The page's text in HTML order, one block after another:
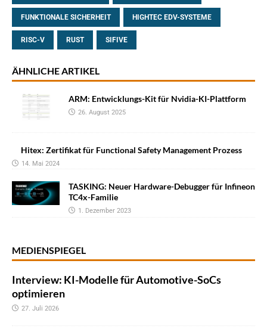
FUNKTIONALE SICHERHEIT HIGHTEC EDV-SYSTEME
RISC-V RUST SIFIVE
ÄHNLICHE ARTIKEL
ARM: Entwicklungs-Kit für Nvidia-KI-Plattform
26. August 2025
Hitex: Zertifikat für Functional Safety Management Prozess
14. Mai 2024
TASKING: Neuer Hardware-Debugger für Infineon
TC4x-Familie
1. Dezember 2023
MEDIENSPIEGEL
Interview: KI-Modelle für Automotive-SoCs
optimieren
27. Juli 2026